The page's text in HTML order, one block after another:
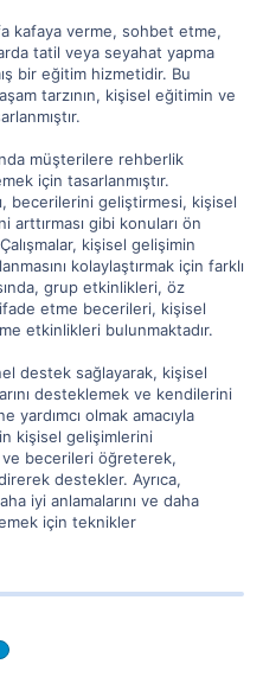
kafaya verme, sohbet etme,
tatil veya seyahat yapma
bir eğitim hizmetidir. Bu
tarzının, kişisel eğitimin ve
müşterilere rehberlik
için tasarlanmıştır.
becerilerini geliştirmesi, kişisel
gibi konuları ön
kişisel gelişimin
kolaylaştırmak için farklı
grup etkinlikleri, öz
etme becerileri, kişisel
etkinlikleri bulunmaktadır.
destek sağlayarak, kişisel
desteklemek ve kendilerini
olmak amacıyla
kişisel gelişimlerini
becerileri öğreterek,
destekler. Ayrıca,
iyi anlamalarını ve daha
için teknikler